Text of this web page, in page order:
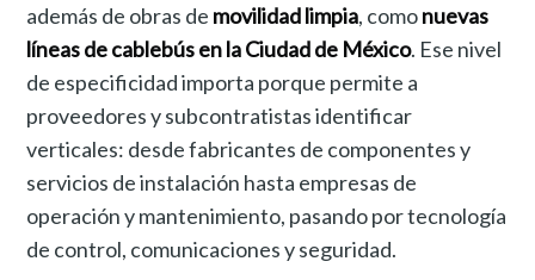
además de obras de movilidad limpia, comonuevas
líneas de cablebús en la Ciudad de México. Ese nivel
de especificidad importa porque permite a
proveedores y subcontratistas identificar
verticales: desde fabricantes de componentes y
servicios de instalación hasta empresas de
operación y mantenimiento, pasando por tecnología
de control, comunicaciones y seguridad.